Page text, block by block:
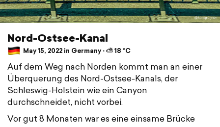
Nord-Ostsee-Kanal
May 15, 2022 in Germany ⋅ ⛅ 18 °C
Auf dem Weg nach Norden kommt man an einer
Überquerung des Nord-Ostsee-Kanals, der
Schleswig-Holstein wie ein Canyon
durchschneidet, nicht vorbei.
Vor gut 8 Monaten war es eine einsame Brücke